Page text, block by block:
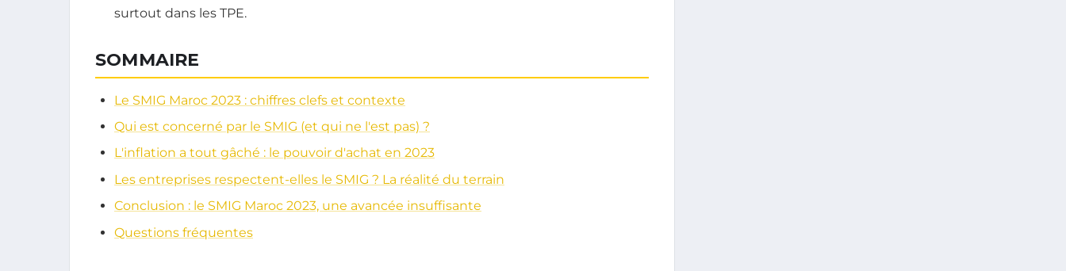
surtout dans les TPE.
SOMMAIRE
Le SMIG Maroc 2023 : chiffres clefs et contexte
Qui est concerné par le SMIG (et qui ne l'est pas) ?
L'inflation a tout gâché : le pouvoir d'achat en 2023
Les entreprises respectent-elles le SMIG ? La réalité du terrain
Conclusion : le SMIG Maroc 2023, une avancée insuffisante
Questions fréquentes